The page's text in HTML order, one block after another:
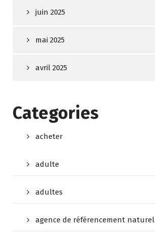
juin 2025
mai 2025
avril 2025
Categories
acheter
adulte
adultes
agence de référencement naturel